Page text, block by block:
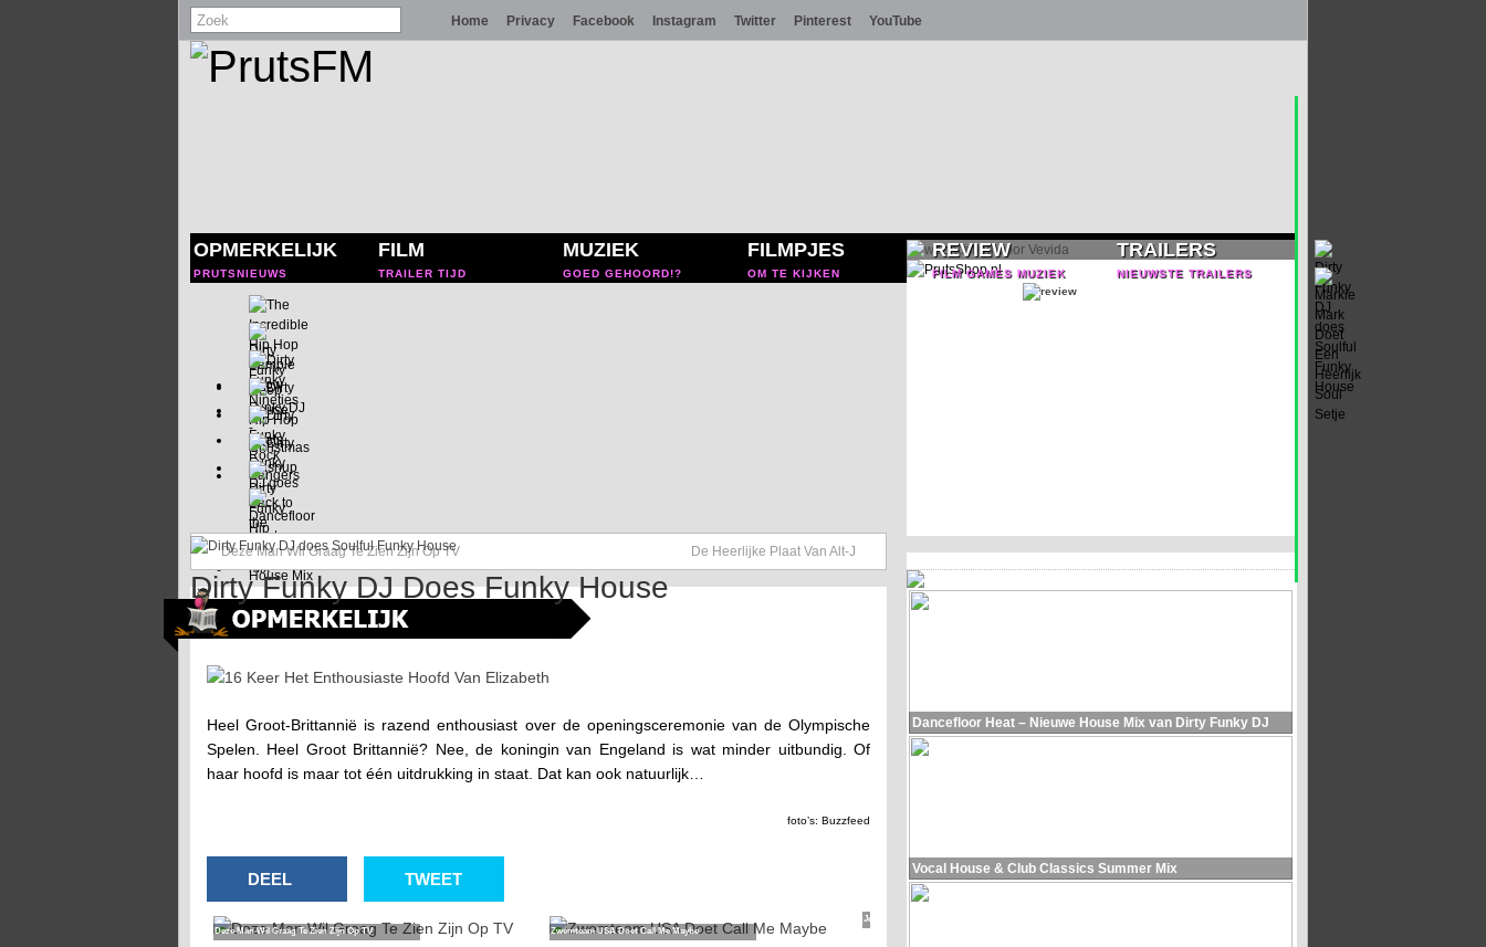
Home Privacy Facebook Instagram Twitter Pinterest YouTube
OPMERKELIJK
PRUTSNIEUWS
FILM
TRAILER TIJD
MUZIEK
GOED GEHOORD!?
FILMPJES
OM TE KIJKEN
REVIEW
FILM GAMES MUZIEK
TRAILERS
NIEUWSTE TRAILERS
Markie Mark Doet Een Heerlijk Soul Setje
Deze Man Wil Graag Te Zien Zijn Op TV De Heerlijke Plaat Van Alt-J
Heel Groot-Brittannië is razend enthousiast over de openingsceremonie van de Olympische
Spelen. Heel Groot Brittannië? Nee, de koningin van Engeland is wat minder uitbundig. Of
haar hoofd is maar tot één uitdrukking in staat. Dat kan ook natuurlijk…
foto’s: Buzzfeed
DEEL TWEET
Deze Man Wil Graag Te Zien Zijn Op TV Zwemteam USA Doet Call Me Maybe
Hordenloper
Jenneke
Dancefloor Heat – Nieuwe House Mix van Dirty Funky DJ
Vocal House & Club Classics Summer Mix